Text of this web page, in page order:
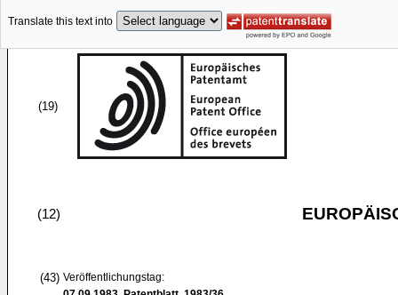
Translate this text into
(19)
(12)
(43) Veröffentlichungstag: